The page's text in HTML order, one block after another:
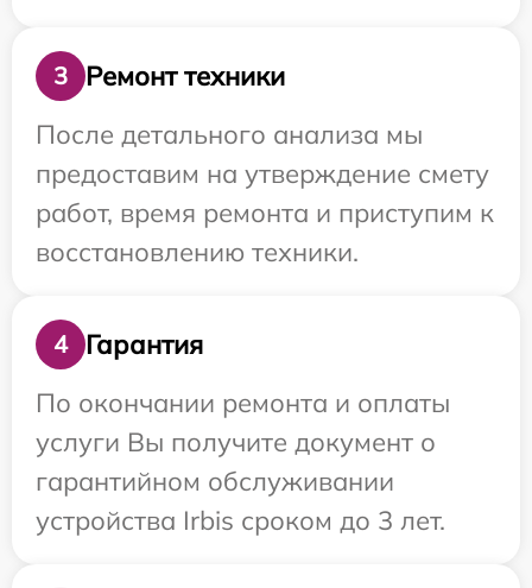
3
Ремонт техники
После детального анализа мы
предоставим на утверждение смету
работ, время ремонта и приступим к
восстановлению техники.
4
Гарантия
По окончании ремонта и оплаты
услуги Вы получите документ о
гарантийном обслуживании
устройства Irbis сроком до 3 лет.